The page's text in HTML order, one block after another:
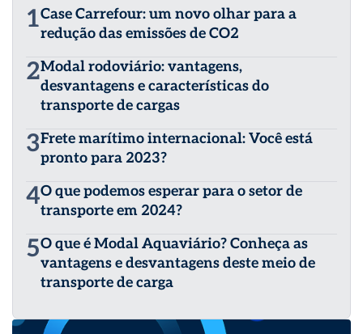
1Case Carrefour: um novo olhar para a
redução das emissões de CO2
2Modal rodoviário: vantagens,
desvantagens e características do
transporte de cargas
3Frete marítimo internacional: Você está
pronto para 2023?
4O que podemos esperar para o setor de
transporte em 2024?
5O que é Modal Aquaviário? Conheça as
vantagens e desvantagens deste meio de
transporte de carga